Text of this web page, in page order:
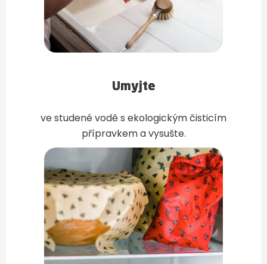
Umyjte
ve studené vodě s ekologickým čisticím
přípravkem a vysušte.